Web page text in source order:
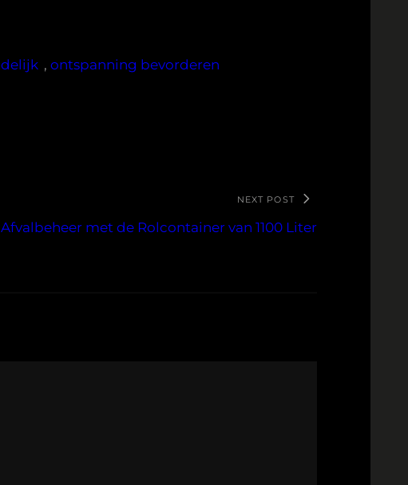
, ontspanning bevorderen
NEXT POST
met de Rolcontainer van 1100 Liter